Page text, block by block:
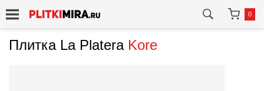
0
Плитка La Platera Kore